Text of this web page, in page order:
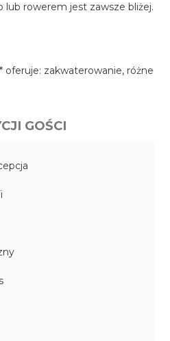
lub rowerem jest zawsze bliżej.
oferuje: zakwaterowanie, różne
GOŚCI